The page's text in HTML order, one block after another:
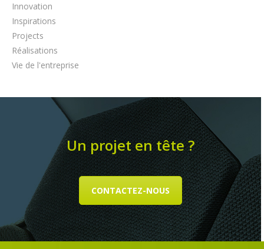
Innovation
Inspirations
Projects
Réalisations
Vie de l'entreprise
Un projet en tête ?
CONTACTEZ-NOUS